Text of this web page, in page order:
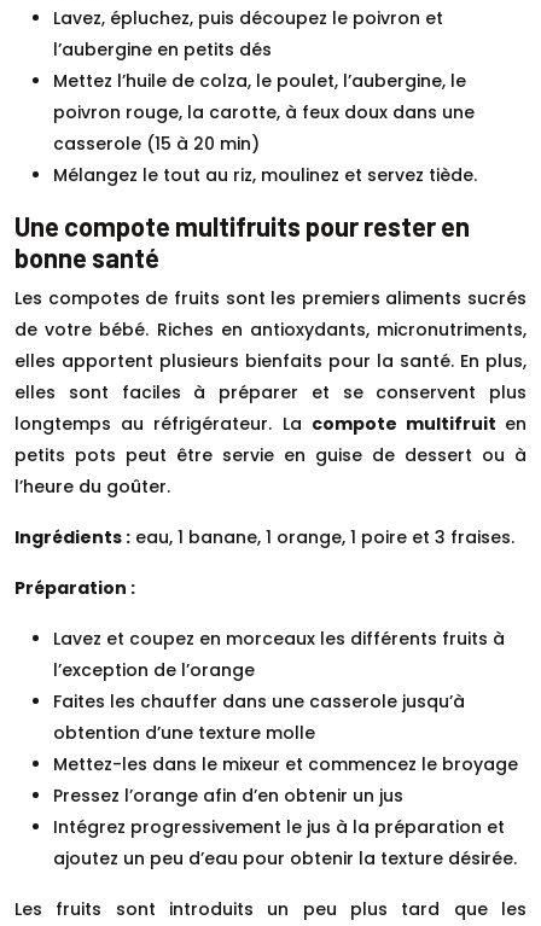
Lavez, épluchez, puis découpez le poivron et
l’aubergine en petits dés
Mettez l’huile de colza, le poulet, l’aubergine, le
poivron rouge, la carotte, à feux doux dans une
casserole (15 à 20 min)
Mélangez le tout au riz, moulinez et servez tiède.
Une compote multifruits pour rester en
bonne santé
Les compotes de fruits sont les premiers aliments sucrés
de votre bébé. Riches en antioxydants, micronutriments,
elles apportent plusieurs bienfaits pour la santé. En plus,
elles sont faciles à préparer et se conservent plus
longtemps au réfrigérateur. La compote multifruit en
petits pots peut être servie en guise de dessert ou à
l’heure du goûter.
Ingrédients : eau, 1 banane, 1 orange, 1 poire et 3 fraises.
Préparation :
Lavez et coupez en morceaux les différents fruits à
l’exception de l’orange
Faites les chauffer dans une casserole jusqu’à
obtention d’une texture molle
Mettez-les dans le mixeur et commencez le broyage
Pressez l’orange afin d’en obtenir un jus
Intégrez progressivement le jus à la préparation et
ajoutez un peu d’eau pour obtenir la texture désirée.
Les fruits sont introduits un peu plus tard que les